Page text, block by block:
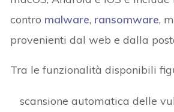
contro malware, ransomware,
provenienti dal web e dalla
Tra le funzionalità disponibili
scansione automatica delle